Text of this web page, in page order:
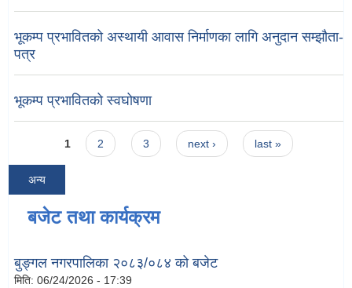
भूकम्प प्रभावितको अस्थायी आवास निर्माणका लागि अनुदान सम्झौता-
पत्र
भूकम्प प्रभावितको स्वघोषणा
Pages
1 2 3 next › last »
अन्य
बजेट तथा कार्यक्रम
बुङ्गल नगरपालिका २०८३/०८४ को बजेट
मिति: 06/24/2026 - 17:39